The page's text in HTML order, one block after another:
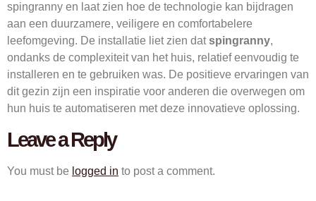
spingranny en laat zien hoe de technologie kan bijdragen
aan een duurzamere, veiligere en comfortabelere
leefomgeving. De installatie liet zien datspingranny,
ondanks de complexiteit van het huis, relatief eenvoudig te
installeren en te gebruiken was. De positieve ervaringen van
dit gezin zijn een inspiratie voor anderen die overwegen om
hun huis te automatiseren met deze innovatieve oplossing.
Leave a Reply
You must be logged in to post a comment.